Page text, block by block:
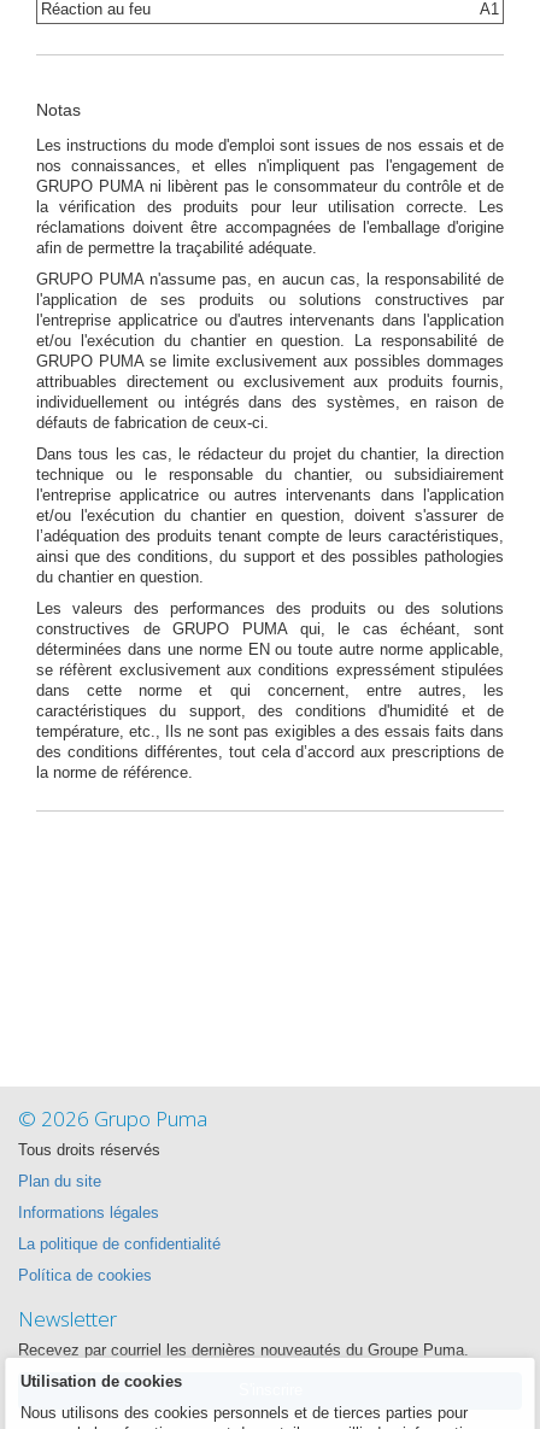
Réaction au feu A1
Notas
Les instructions du mode d'emploi sont issues de nos essais et de
nos connaissances, et elles n'impliquent pas l'engagement de
GRUPO PUMA ni libèrent pas le consommateur du contrôle et de
la vérification des produits pour leur utilisation correcte. Les
réclamations doivent être accompagnées de l'emballage d'origine
afin de permettre la traçabilité adéquate.
GRUPO PUMA n'assume pas, en aucun cas, la responsabilité de
l'application de ses produits ou solutions constructives par
l'entreprise applicatrice ou d'autres intervenants dans l'application
et/ou l'exécution du chantier en question. La responsabilité de
GRUPO PUMA se limite exclusivement aux possibles dommages
attribuables directement ou exclusivement aux produits fournis,
individuellement ou intégrés dans des systèmes, en raison de
défauts de fabrication de ceux-ci.
Dans tous les cas, le rédacteur du projet du chantier, la direction
technique ou le responsable du chantier, ou subsidiairement
l'entreprise applicatrice ou autres intervenants dans l'application
et/ou l'exécution du chantier en question, doivent s'assurer de
l’adéquation des produits tenant compte de leurs caractéristiques,
ainsi que des conditions, du support et des possibles pathologies
du chantier en question.
Les valeurs des performances des produits ou des solutions
constructives de GRUPO PUMA qui, le cas échéant, sont
déterminées dans une norme EN ou toute autre norme applicable,
se réfèrent exclusivement aux conditions expressément stipulées
dans cette norme et qui concernent, entre autres, les
caractéristiques du support, des conditions d'humidité et de
température, etc., Ils ne sont pas exigibles a des essais faits dans
des conditions différentes, tout cela d’accord aux prescriptions de
la norme de référence.
© 2026 Grupo Puma
Tous droits réservés
Plan du site
Informations légales
La politique de confidentialité
Política de cookies
Newsletter
Recevez par courriel les dernières nouveautés du Groupe Puma.
Utilisation de cookies
Nous utilisons des cookies personnels et de tierces parties pour